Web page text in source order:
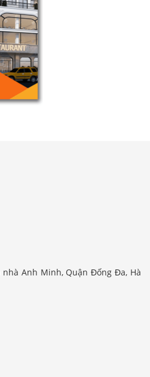
nhà Anh Minh, Quận Đống Đa, Hà